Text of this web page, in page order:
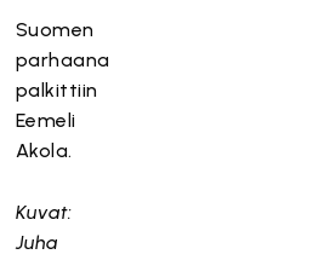
Suomen
parhaana
palkittiin
Eemeli
Akola.
Kuvat:
Juha